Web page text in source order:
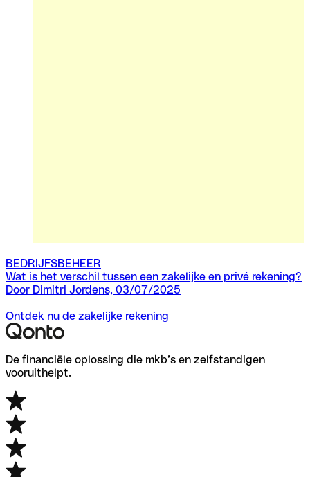
BEDRIJFSBEHEER
Wat is het verschil tussen een zakelijke en privé rekening?
Door Dimitri Jordens, 03/07/2025
Ontdek nu de zakelijke rekening
De financiële oplossing die mkb’s en zelfstandigen
vooruithelpt.